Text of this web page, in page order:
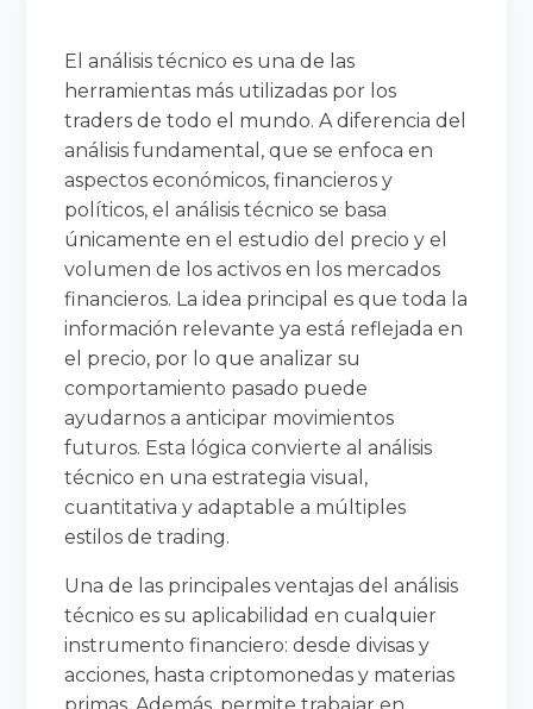
El análisis técnico es una de las
herramientas más utilizadas por los
traders de todo el mundo. A diferencia del
análisis fundamental, que se enfoca en
aspectos económicos, financieros y
políticos, el análisis técnico se basa
únicamente en el estudio del precio y el
volumen de los activos en los mercados
financieros. La idea principal es que toda la
información relevante ya está reflejada en
el precio, por lo que analizar su
comportamiento pasado puede
ayudarnos a anticipar movimientos
futuros. Esta lógica convierte al análisis
técnico en una estrategia visual,
cuantitativa y adaptable a múltiples
estilos de trading.
Una de las principales ventajas del análisis
técnico es su aplicabilidad en cualquier
instrumento financiero: desde divisas y
acciones, hasta criptomonedas y materias